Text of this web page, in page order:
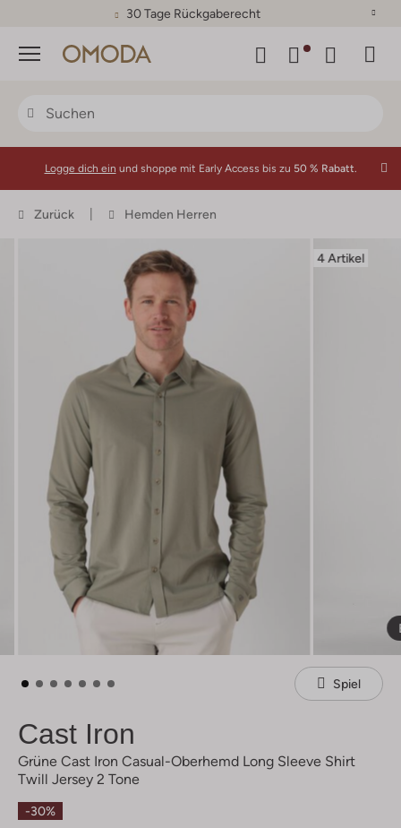
30 Tage Rückgaberecht
Menü
Logge dich ein und shoppe mit Early Access bis zu 50 % Rabatt.
Zurück Hemden Herren
4 Artikel
Spiel
Cast Iron
Grüne Cast Iron Casual-Oberhemd Long Sleeve Shirt
Twill Jersey 2 Tone
-30%